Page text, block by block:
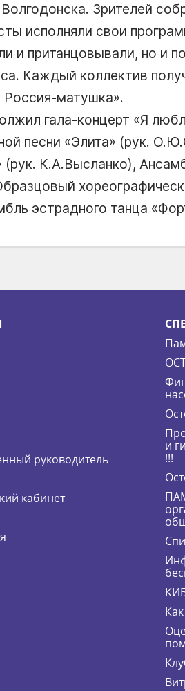
Зрителей
исполняли свои
и пританцовывали, но и
Каждый коллектив
Россия-матушка».
гала-концерт «Я
песни «Элита» (рук.
(рук. К.А.Высланко),
эстрадного танца
руководитель
кабинет
и
!!!